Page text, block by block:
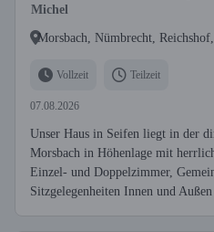
Michel
Morsbach, Nümbrecht,
Vollzeit Teilzeit
07.08.2026
Unser Haus in Seifen liegt in der
Morsbach in Höhenlage mit
Einzel- und Doppelzimmer,
Sitzgelegenheiten Innen und